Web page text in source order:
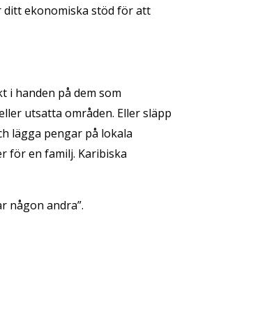
ditt ekonomiska stöd för att
i handen på dem som
utsatta områden. Eller släpp
lägga pengar på lokala
för en familj. Karibiska
någon andra”.